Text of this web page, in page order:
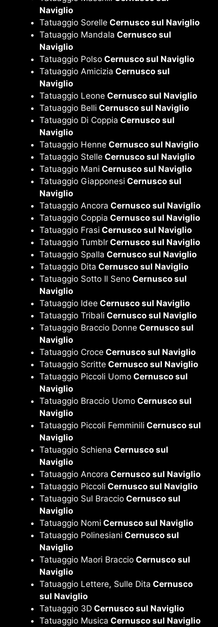
Naviglio
Tatuaggio Sorelle Cernusco sul Naviglio
Tatuaggio Mandala Cernusco sul
Naviglio
Tatuaggio Polso Cernusco sul Naviglio
Tatuaggio Amicizia Cernusco sul
Naviglio
Tatuaggio Leone Cernusco sul Naviglio
Tatuaggio Belli Cernusco sul Naviglio
Tatuaggio Di Coppia Cernusco sul
Naviglio
Tatuaggio Henne Cernusco sul Naviglio
Tatuaggio Stelle Cernusco sul Naviglio
Tatuaggio Mani Cernusco sul Naviglio
Tatuaggio Giapponesi Cernusco sul
Naviglio
Tatuaggio Ancora Cernusco sul Naviglio
Tatuaggio Coppia Cernusco sul Naviglio
Tatuaggio Frasi Cernusco sul Naviglio
Tatuaggio Tumblr Cernusco sul Naviglio
Tatuaggio Spalla Cernusco sul Naviglio
Tatuaggio Dita Cernusco sul Naviglio
Tatuaggio Sotto Il Seno Cernusco sul
Naviglio
Tatuaggio Idee Cernusco sul Naviglio
Tatuaggio Tribali Cernusco sul Naviglio
Tatuaggio Braccio Donne Cernusco sul
Naviglio
Tatuaggio Croce Cernusco sul Naviglio
Tatuaggio Scritte Cernusco sul Naviglio
Tatuaggio Piccoli Uomo Cernusco sul
Naviglio
Tatuaggio Braccio Uomo Cernusco sul
Naviglio
Tatuaggio Piccoli Femminili Cernusco sul
Naviglio
Tatuaggio Schiena Cernusco sul
Naviglio
Tatuaggio Ancora Cernusco sul Naviglio
Tatuaggio Piccoli Cernusco sul Naviglio
Tatuaggio Sul Braccio Cernusco sul
Naviglio
Tatuaggio Nomi Cernusco sul Naviglio
Tatuaggio Polinesiani Cernusco sul
Naviglio
Tatuaggio Maori Braccio Cernusco sul
Naviglio
Tatuaggio Lettere, Sulle Dita Cernusco
sul Naviglio
Tatuaggio 3D Cernusco sul Naviglio
Tatuaggio Musica Cernusco sul Naviglio